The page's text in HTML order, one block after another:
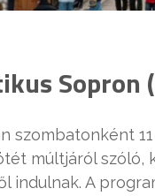
Sopron
szombatonként
múltjáról szóló,
indulnak. A